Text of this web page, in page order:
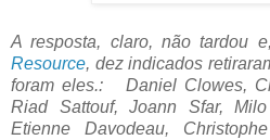
A resposta, claro, não tardou
Resource, dez indicados
foram eles.: Daniel Clowes,
Riad Sattouf, Joann Sfar,
Etienne Davodeau,